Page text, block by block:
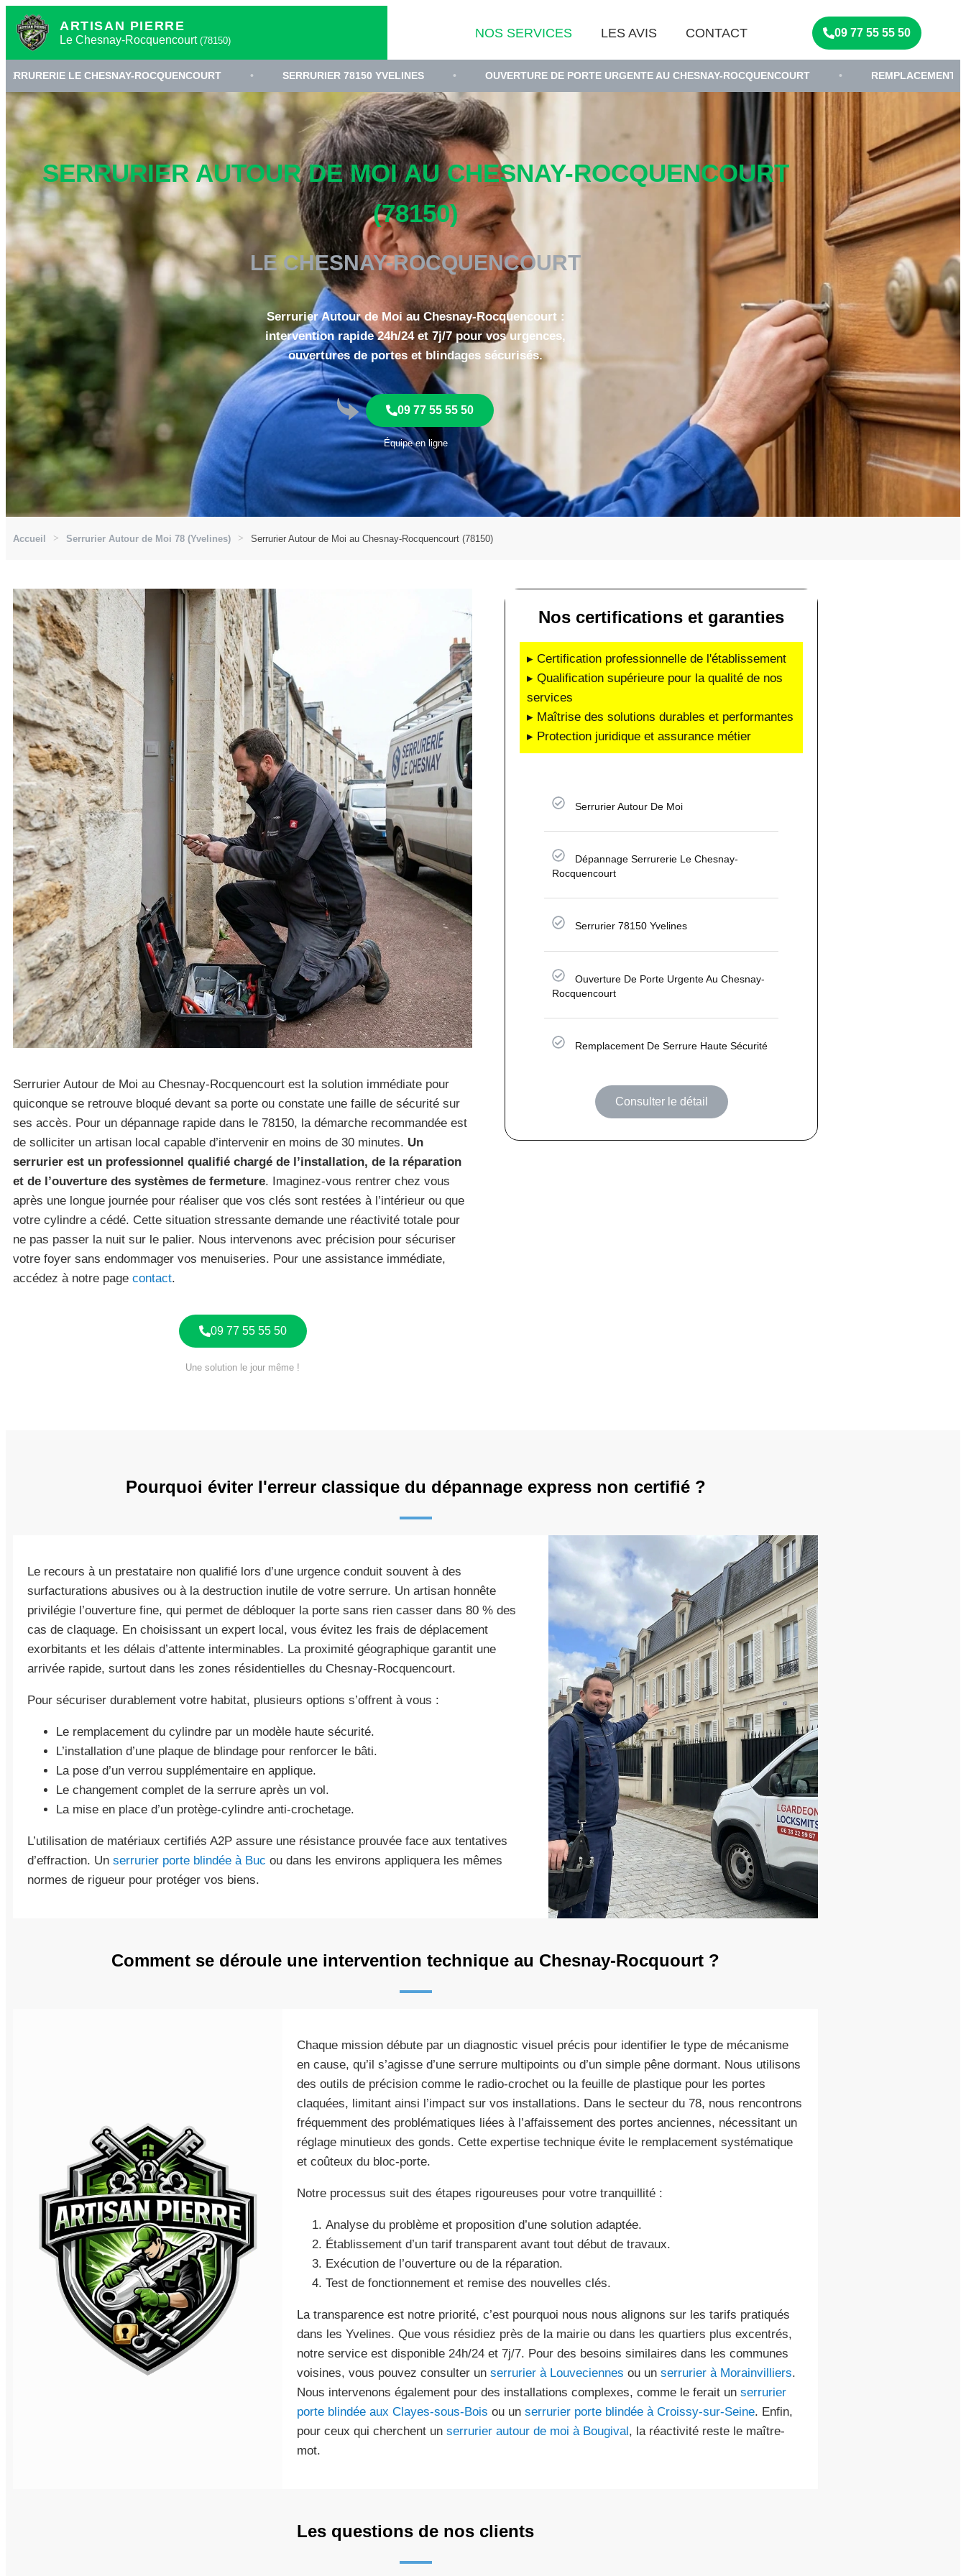
ARTISAN PIERRE
Le Chesnay-Rocquencourt (78150)
NOS SERVICES LES AVIS CONTACT 09 77 55 55 50
ROCQUENCOURT • SERRURIER 78150 YVELINES • OUVERTURE DE PORTE URGENTE AU CHESNAY-ROCQUENCOURT • REMPLACEMENT DE SERRURE
SERRURIER AUTOUR DE MOI AU CHESNAY-ROCQUENCOURT
(78150)
LE CHESNAY-ROCQUENCOURT
Serrurier Autour de Moi au Chesnay-Rocquencourt :
intervention rapide 24h/24 et 7j/7 pour vos urgences,
ouvertures de portes et blindages sécurisés.
09 77 55 55 50
Équipe en ligne
Accueil Serrurier Autour de Moi 78 (Yvelines) Serrurier Autour de Moi au Chesnay-Rocquencourt (78150)
Serrurier Autour de Moi au Chesnay-Rocquencourt est la solution immédiate pour
quiconque se retrouve bloqué devant sa porte ou constate une faille de sécurité sur
ses accès. Pour un dépannage rapide dans le 78150, la démarche recommandée est
de solliciter un artisan local capable d’intervenir en moins de 30 minutes. Un
serrurier est un professionnel qualifié chargé de l’installation, de la réparation
et de l’ouverture des systèmes de fermeture. Imaginez-vous rentrer chez vous
après une longue journée pour réaliser que vos clés sont restées à l’intérieur ou que
votre cylindre a cédé. Cette situation stressante demande une réactivité totale pour
ne pas passer la nuit sur le palier. Nous intervenons avec précision pour sécuriser
votre foyer sans endommager vos menuiseries. Pour une assistance immédiate,
accédez à notre page contact.
09 77 55 55 50
Une solution le jour même !
Nos certifications et garanties
▸ Certification professionnelle de l'établissement
▸ Qualification supérieure pour la qualité de nos
services
▸ Maîtrise des solutions durables et performantes
▸ Protection juridique et assurance métier
Serrurier Autour De Moi
Dépannage Serrurerie Le Chesnay-
Rocquencourt
Serrurier 78150 Yvelines
Ouverture De Porte Urgente Au Chesnay-
Rocquencourt
Remplacement De Serrure Haute Sécurité
Consulter le détail
Pourquoi éviter l'erreur classique du dépannage express non certifié ?
Le recours à un prestataire non qualifié lors d’une urgence conduit souvent à des
surfacturations abusives ou à la destruction inutile de votre serrure. Un artisan honnête
privilégie l’ouverture fine, qui permet de débloquer la porte sans rien casser dans 80 % des
cas de claquage. En choisissant un expert local, vous évitez les frais de déplacement
exorbitants et les délais d’attente interminables. La proximité géographique garantit une
arrivée rapide, surtout dans les zones résidentielles du Chesnay-Rocquencourt.
Pour sécuriser durablement votre habitat, plusieurs options s’offrent à vous :
Le remplacement du cylindre par un modèle haute sécurité.
L’installation d’une plaque de blindage pour renforcer le bâti.
La pose d’un verrou supplémentaire en applique.
Le changement complet de la serrure après un vol.
La mise en place d’un protège-cylindre anti-crochetage.
L’utilisation de matériaux certifiés A2P assure une résistance prouvée face aux tentatives
d’effraction. Un serrurier porte blindée à Buc ou dans les environs appliquera les mêmes
normes de rigueur pour protéger vos biens.
Comment se déroule une intervention technique au Chesnay-Rocquourt ?
Chaque mission débute par un diagnostic visuel précis pour identifier le type de mécanisme
en cause, qu’il s’agisse d’une serrure multipoints ou d’un simple pêne dormant. Nous utilisons
des outils de précision comme le radio-crochet ou la feuille de plastique pour les portes
claquées, limitant ainsi l’impact sur vos installations. Dans le secteur du 78, nous rencontrons
fréquemment des problématiques liées à l’affaissement des portes anciennes, nécessitant un
réglage minutieux des gonds. Cette expertise technique évite le remplacement systématique
et coûteux du bloc-porte.
Notre processus suit des étapes rigoureuses pour votre tranquillité :
Analyse du problème et proposition d’une solution adaptée.
Établissement d’un tarif transparent avant tout début de travaux.
Exécution de l’ouverture ou de la réparation.
Test de fonctionnement et remise des nouvelles clés.
La transparence est notre priorité, c’est pourquoi nous nous alignons sur les tarifs pratiqués
dans les Yvelines. Que vous résidiez près de la mairie ou dans les quartiers plus excentrés,
notre service est disponible 24h/24 et 7j/7. Pour des besoins similaires dans les communes
voisines, vous pouvez consulter un serrurier à Louveciennes ou un serrurier à Morainvilliers.
Nous intervenons également pour des installations complexes, comme le ferait un serrurier
porte blindée aux Clayes-sous-Bois ou un serrurier porte blindée à Croissy-sur-Seine. Enfin,
pour ceux qui cherchent un serrurier autour de moi à Bougival, la réactivité reste le maître-
mot.
Les questions de nos clients